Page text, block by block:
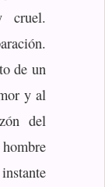
cruel.
de un
y al
del